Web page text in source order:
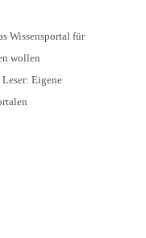
Wissensportal für
wollen
Eigene